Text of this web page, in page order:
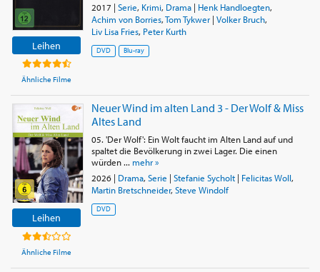
Leihen
Ähnliche Filme
2017 | Serie, Krimi, Drama| Henk Handloegten,
Achim von Borries,Tom Tykwer| Volker Bruch,
Liv Lisa Fries, Peter Kurth
DVD Blu-ray
Leihen
Ähnliche Filme
Neuer Wind im alten Land 3 - Der Wolf & Miss
Altes Land
05. 'Der Wolf': Ein Wolt faucht im Alten Land auf und
spaltet die Bevölkerung in zwei Lager. Die einen
würden ... mehr »
2026| Drama, Serie | Stefanie Sycholt| Felicitas Woll,
Martin Bretschneider, Steve Windolf
DVD